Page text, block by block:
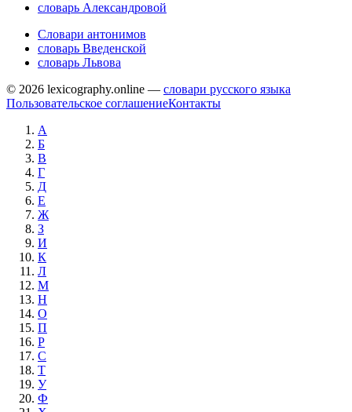
словарь Александровой
Словари антонимов
словарь Введенской
словарь Львова
© 2026 lexicography.online — словари русского языка
Пользовательское соглашениеКонтакты
А
Б
В
Г
Д
Е
Ж
З
И
К
Л
М
Н
О
П
Р
С
Т
У
Ф